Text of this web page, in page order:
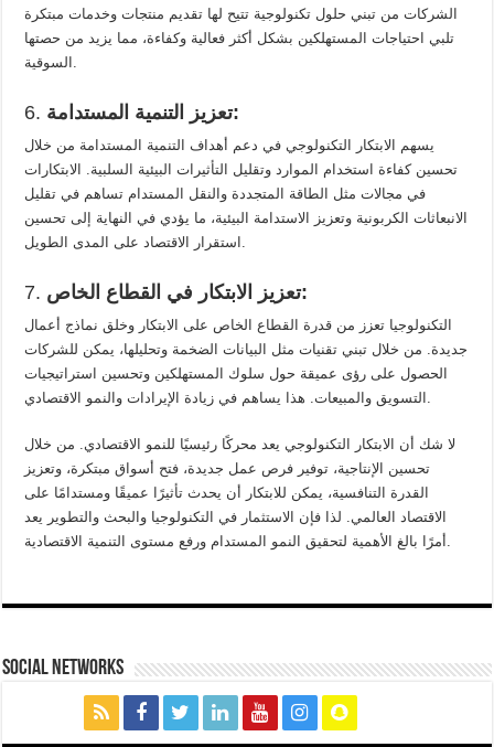
الشركات من تبني حلول تكنولوجية تتيح لها تقديم منتجات وخدمات مبتكرة
تلبي احتياجات المستهلكين بشكل أكثر فعالية وكفاءة، مما يزيد من حصتها
6. تعزيز التنمية المستدامة:
يسهم الابتكار التكنولوجي في دعم أهداف التنمية المستدامة من خلال
تحسين كفاءة استخدام الموارد وتقليل التأثيرات البيئية السلبية. الابتكارات
في مجالات مثل الطاقة المتجددة والنقل المستدام تساهم في تقليل
الانبعاثات الكربونية وتعزيز الاستدامة البيئية، ما يؤدي في النهاية إلى تحسين
7. تعزيز الابتكار في القطاع الخاص:
التكنولوجيا تعزز من قدرة القطاع الخاص على الابتكار وخلق نماذج أعمال
جديدة. من خلال تبني تقنيات مثل البيانات الضخمة وتحليلها، يمكن للشركات
الحصول على رؤى عميقة حول سلوك المستهلكين وتحسين استراتيجيات
لا شك أن الابتكار التكنولوجي يعد محركًا رئيسيًا للنمو الاقتصادي. من خلال
تحسين الإنتاجية، توفير فرص عمل جديدة، فتح أسواق مبتكرة، وتعزيز
القدرة التنافسية، يمكن للابتكار أن يحدث تأثيرًا عميقًا ومستدامًا على
الاقتصاد العالمي. لذا فإن الاستثمار في التكنولوجيا والبحث والتطوير يعد
social networks